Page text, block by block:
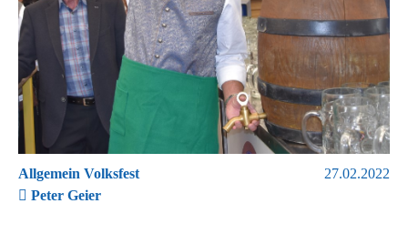
Allgemein Volksfest
Peter Geier
27.02.2022